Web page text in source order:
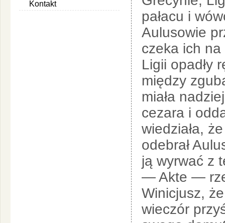
Kontakt
pałacu i
Aulusowie
czeka ich
Ligii opadły
między
miała
cezara i
wiedziała,
odebrał
ją wyrwać z
— Akte —
Winicjusz,
wieczór